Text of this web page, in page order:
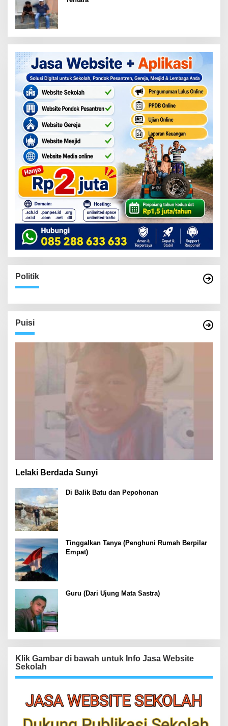
Politik
Puisi
Lelaki Berdada Sunyi
Di Balik Batu dan Pepohonan
Tinggalkan Tanya (Penghuni Rumah Berpilar
Empat)
Guru (Dari Ujung Mata Sastra)
Klik Gambar di bawah untuk Info Jasa Website
Sekolah